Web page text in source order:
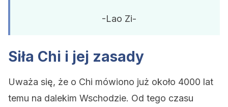
-Lao Zi-
Siła Chi i jej zasady
Uważa się, że o Chi mówiono już około 4000 lat
temu na dalekim Wschodzie. Od tego czasu